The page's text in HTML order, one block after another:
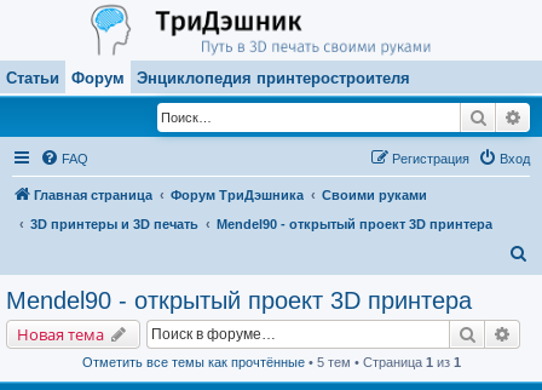
Статьи Форум Энциклопедия принтеростроителя
Поиск
FAQ Вход
Регистрация
Главная страница Форум ТриДэшника
Своими руками
3D принтеры и 3D печать
Mendel90 - открытый проект 3D принтера
Mendel90 - открытый проект 3D принтера
Новая тема Поиск
Отметить все темы как прочтённые• 5 тем • Страница 1 из 1